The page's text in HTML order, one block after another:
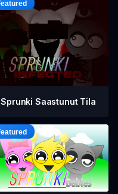
Sprunki Saastunut Tila